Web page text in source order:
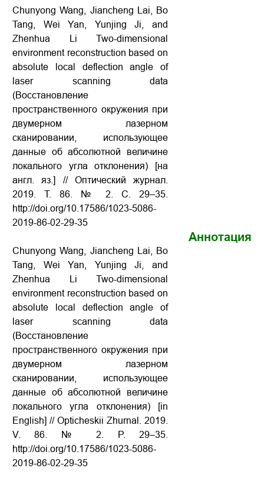
Chunyong Wang, Jiancheng Lai, Bo
Tang, Wei Yan, Yunjing Ji, and
Zhenhua Li Two-dimensional
environment reconstruction based on
absolute local deflection angle of
laser scanning data
(Восстановление
пространственного окружения при
двумерном лазерном
сканировании, использующее
данные об абсолютной величине
локального угла отклонения) [на
англ. яз.] // Оптический журнал.
2019. Т. 86. № 2. С. 29–35.
http://doi.org/10.17586/1023-5086-
2019-86-02-29-35
Chunyong Wang, Jiancheng Lai, Bo
Tang, Wei Yan, Yunjing Ji, and
Zhenhua Li Two-dimensional
environment reconstruction based on
absolute local deflection angle of
laser scanning data
(Восстановление
пространственного окружения при
двумерном лазерном
сканировании, использующее
данные об абсолютной величине
локального угла отклонения) [in
English] // Opticheskii Zhurnal. 2019.
V. 86. № 2. P. 29–35.
http://doi.org/10.17586/1023-5086-
2019-86-02-29-35
Аннотация